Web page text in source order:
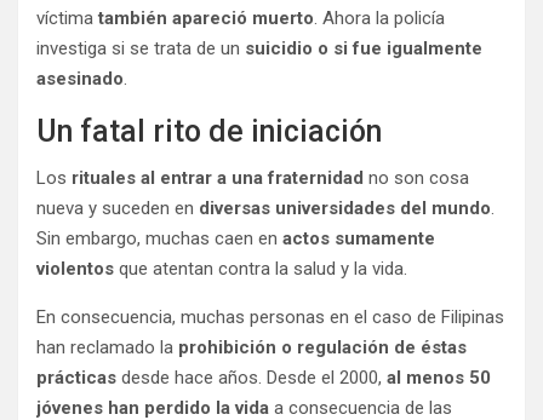
víctimatambién apareció muerto. Ahora la policía
investiga si se trata de un suicidio o si fue igualmente
asesinado.
Un fatal rito de iniciación
Los rituales al entrar a una fraternidad no son cosa
nueva y suceden en diversas universidades del mundo.
Sin embargo, muchas caen en actos sumamente
violentos que atentan contra la salud y la vida.
En consecuencia, muchas personas en el caso de Filipinas
han reclamado la prohibición o regulación de éstas
prácticas desde hace años. Desde el 2000, al menos 50
jóvenes han perdido la vida a consecuencia de las